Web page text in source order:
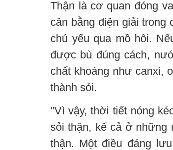
Thận là cơ quan đóng
cân bằng điện giải
chủ yếu qua mồ hôi.
được bù đúng cách,
chất khoáng như canxi,
thành sỏi.
"Vì vậy, thời tiết nóng
sỏi thận, kể cả ở
thận. Một điều đáng